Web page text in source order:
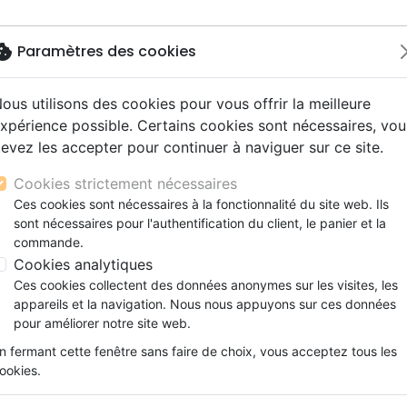
Nouveautés Bibles
gros caractères
d'étude
de mariage
Nouveaux Testaments
Evangiles et extraits
Bibles langues étrangères
Livres
Audio
Couple, famille, individu
Enfants
Formation
Jeunesse
adultes
CD Jeunesse
CD Isräel
Noël, Musique de fête
CD Enfants
spectacles
conférences
Films, fiction
Histoires vraies,
Commerce équitable
Accessoires de Bible
DE NOEL (LA)
SOURIS DE NOEL (LA)
Référence
Description Détails du produit
Tard le soir, lors d’une journée très
bien enveloppé sous un sapin de Noël,
ce cadeau, elle se retrouve impliquée
monde ait jamais connu. La voilà
Paramètres des cookies
utilisons des cookies pour vous offrir la meilleure
possible. Certains cookies sont nécessaires,
les accepter pour continuer à naviguer sur ce site.
Cookies strictement nécessaires
Ces cookies sont nécessaires à la fonctionnalité du site web. Ils
sont nécessaires pour l'authentification du client, le panier et la
commande.
Cookies analytiques
Ces cookies collectent des données anonymes sur les visites, les
appareils et la navigation. Nous nous appuyons sur ces données
pour améliorer notre site web.
fermant cette fenêtre sans faire de choix, vous acceptez tous les